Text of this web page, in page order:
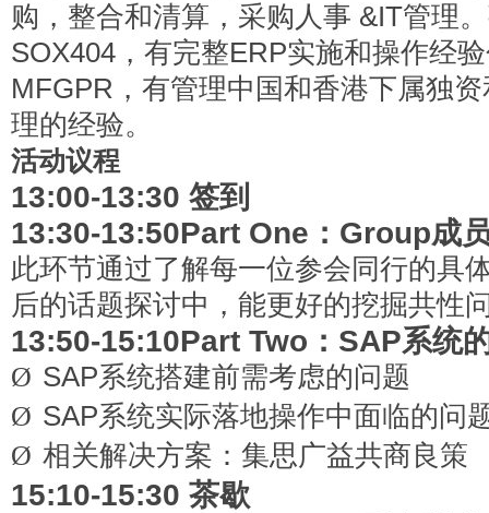
购，整合和清算，采购人事 &IT管理
SOX404，有完整ERP实施和操作经
MFGPR，有管理中国和香港下属独
理的经验。
活动议程
13:00-13:30 签到
13:30-13:50Part One ：Group成
此环节通过了解每一位参会同行的具
后的话题探讨中，能更好的挖掘共性
13:50-15:10Part Two ：SAP系统
Ø SAP系统搭建前需考虑的问题
Ø SAP系统实际落地操作中面临的问
Ø 相关解决方案：集思广益共商良策
15:10-15:30 茶歇